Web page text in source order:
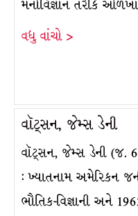
મનોવિજ્ઞાન તરીકે
વધુ વાંચો >
વૉટ્સન, જેમ્સ ડેની
વૉટ્સન, જેમ્સ ડેની (જ.
: ખ્યાતનામ અમેરિકન
ભૌતિક-વિજ્ઞાની અને